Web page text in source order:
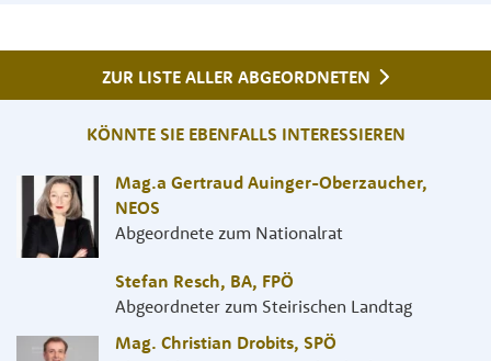
ZUR LISTE ALLER ABGEORDNETEN
KÖNNTE SIE EBENFALLS INTERESSIEREN
Mag.a Gertraud Auinger-Oberzaucher,
NEOS
Abgeordnete zum Nationalrat
Stefan Resch, BA, FPÖ
Abgeordneter zum Steirischen Landtag
Mag. Christian Drobits, SPÖ